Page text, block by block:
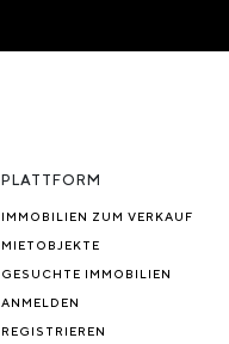
PLATTFORM
IMMOBILIEN ZUM VERKAUF
MIETOBJEKTE
GESUCHTE IMMOBILIEN
ANMELDEN
REGISTRIEREN